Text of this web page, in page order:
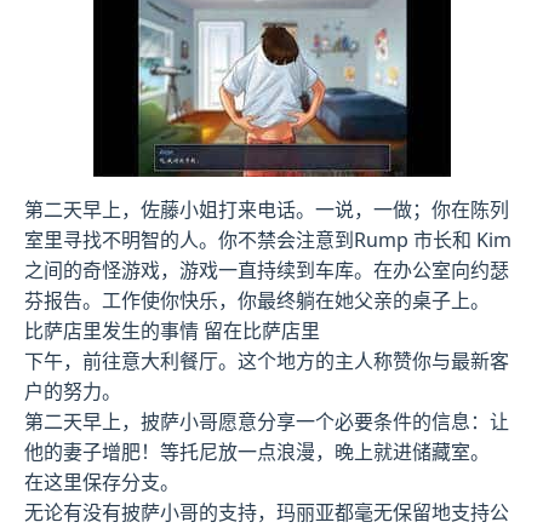
第二天早上，佐藤小姐打来电话。一说，一做；你在陈列
室里寻找不明智的人。你不禁会注意到Rump 市长和 Kim
之间的奇怪游戏，游戏一直持续到车库。在办公室向约瑟
芬报告。工作使你快乐，你最终躺在她父亲的桌子上。
比萨店里发生的事情 留在比萨店里
下午，前往意大利餐厅。这个地方的主人称赞你与最新客
户的努力。
第二天早上，披萨小哥愿意分享一个必要条件的信息：让
他的妻子增肥！等托尼放一点浪漫，晚上就进储藏室。
在这里保存分支。
无论有没有披萨小哥的支持，玛丽亚都毫无保留地支持公